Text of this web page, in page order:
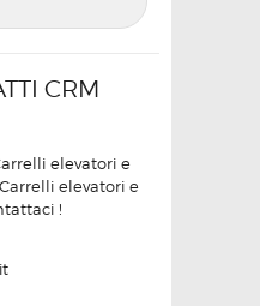
CRM
elevatori e
elevatori e
!